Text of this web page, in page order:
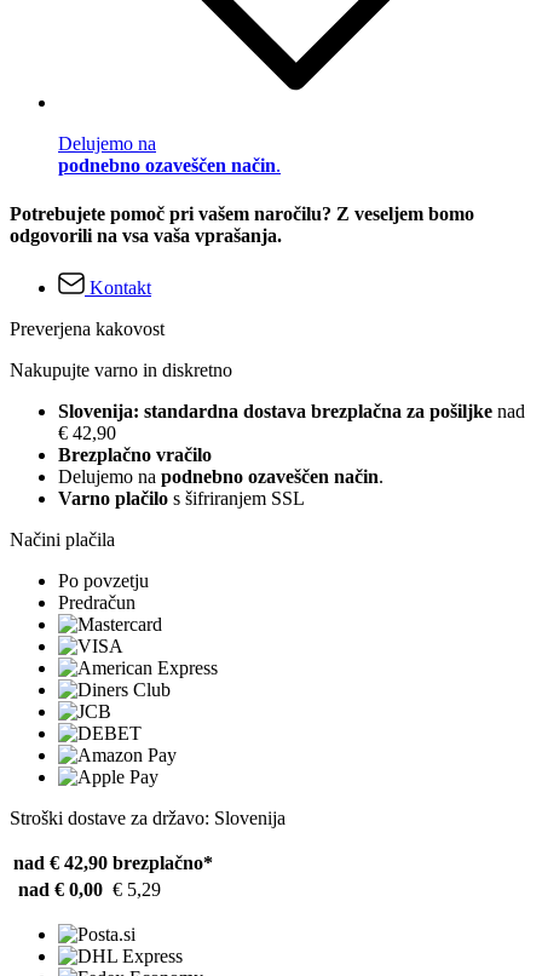
Delujemo na
podnebno ozaveščen način.
Potrebujete pomoč pri vašem naročilu? Z veseljem bomo
odgovorili na vsa vaša vprašanja.
Kontakt
Preverjena kakovost
Nakupujte varno in diskretno
Slovenija: standardna dostava brezplačna za pošiljke nad
€ 42,90
Brezplačno vračilo
Delujemo na podnebno ozaveščen način.
Varno plačilo s šifriranjem SSL
Načini plačila
Po povzetju
Predračun
Stroški dostave za državo: Slovenija
nad € 42,90 brezplačno*
nad € 0,00 € 5,29